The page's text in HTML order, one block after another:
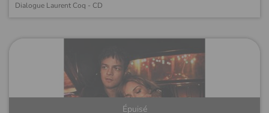
Dialogue Laurent Coq - CD
Épuisé